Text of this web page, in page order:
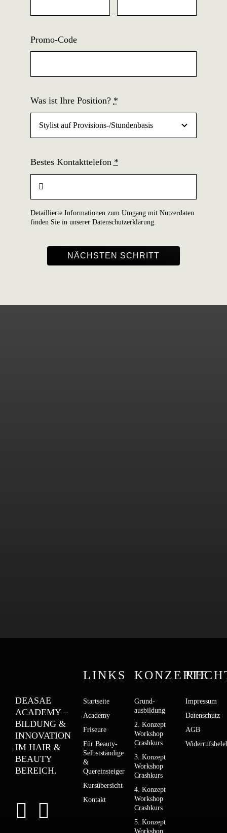
Promo-Code
Was ist Ihre Position? *
Bestes Kontakttelefon *
Detaillierte Informationen zum Umgang mit Nutzerdaten
finden Sie in unserer Datenschutzerklärung.
NÄCHSTEN SCHRITT
DEASAE
ACADEMY –
BILDUNG &
INNOVATION
IM HAIR &
BEAUTY
BEREICH.
LINKS
Startseite
Academy
Friseure
Für Beauty-
Selbstständige
&
Quereinsteiger
Kursübersicht
Kontakt
KONZEPTE
Grund­­
ausbildung
2. Konzept
Workshop
Crashkurs
3. Konzept
Workshop
Crashkurs
4. Konzept
Workshop
Crashkurs
5. Konzept
Workshop
Impressum
Datenschutz
AGB